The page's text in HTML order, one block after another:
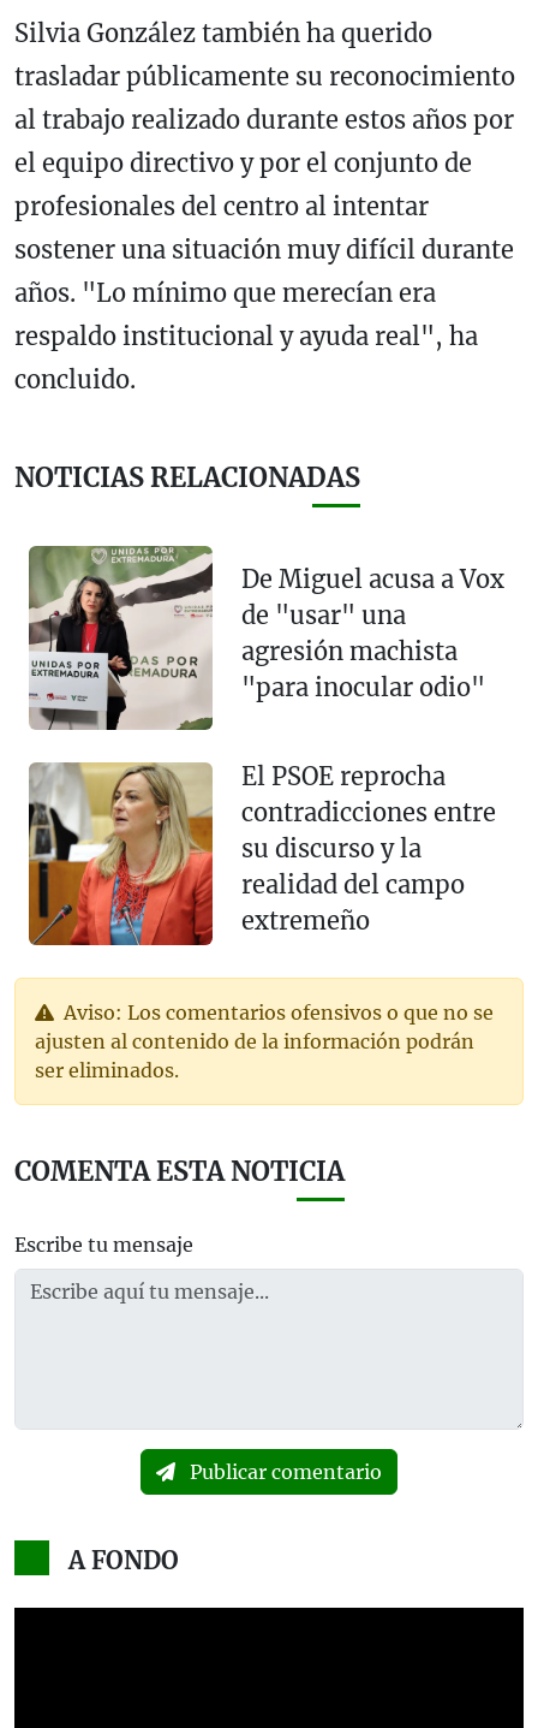
Silvia González también ha querido
trasladar públicamente su reconocimiento
al trabajo realizado durante estos años por
el equipo directivo y por el conjunto de
profesionales del centro al intentar
sostener una situación muy difícil durante
años. "Lo mínimo que merecían era
respaldo institucional y ayuda real", ha
concluido.
NOTICIAS RELACIONADAS
De Miguel acusa a Vox
de "usar" una
agresión machista
"para inocular odio"
El PSOE reprocha
contradicciones entre
su discurso y la
realidad del campo
extremeño
Aviso: Los comentarios ofensivos o que no se
ajusten al contenido de la información podrán
ser eliminados.
COMENTA ESTA NOTICIA
Escribe tu mensaje
Publicar comentario
A FONDO